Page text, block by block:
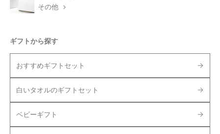
その他
ギフトから探す
おすすめギフトセット
白いタオルのギフトセット
ベビーギフト